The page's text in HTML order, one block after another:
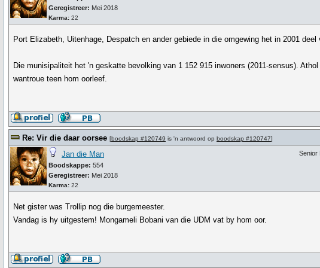
Geregistreer: Mei 2018
Karma: 22
Port Elizabeth, Uitenhage, Despatch en ander gebiede in die omgewing het in 2001
Die munisipaliteit het 'n geskatte bevolking van 1 152 915 inwoners (2011-sensus).
wantroue teen hom oorleef.
Re: Vir die daar oorsee [boodskap #120749 is 'n antwoord op boodskap #120747]
Jan die Man
Boodskappe: 554
Geregistreer: Mei 2018
Karma: 22
Senior
Net gister was Trollip nog die burgemeester.
Vandag is hy uitgestem! Mongameli Bobani van die UDM vat by hom oor.